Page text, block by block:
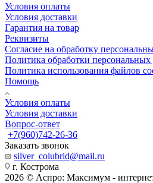
Условия оплаты
Условия доставки
Гарантия на товар
Реквизиты
Согласие на обработку
Политика обработки
Политика использования файлов
Помощь
Условия оплаты
Условия доставки
Вопрос-ответ
+7(960)742-26-36
Заказать звонок
silver_colubrid@mail.ru
г. Кострома
2026 © Аспро: Максимум -